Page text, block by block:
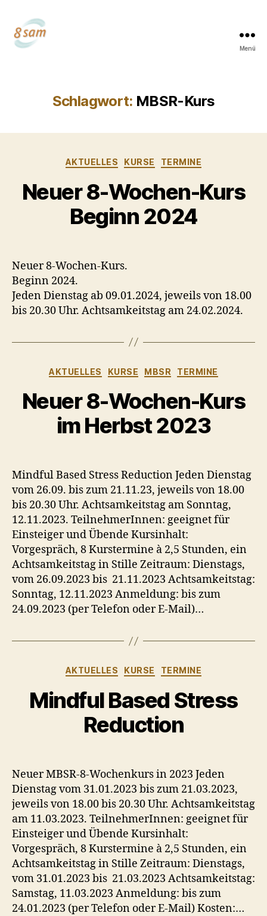
Menü
Schlagwort: MBSR-Kurs
Kategorien
AKTUELLES KURSE TERMINE
Neuer 8-Wochen-Kurs
Beginn 2024
Neuer 8-Wochen-Kurs.
Beginn 2024.
Jeden Dienstag ab 09.01.2024, jeweils von 18.00
bis 20.30 Uhr. Achtsamkeitstag am 24.02.2024.
Kategorien
AKTUELLES KURSE MBSR TERMINE
Neuer 8-Wochen-Kurs
im Herbst 2023
Mindful Based Stress Reduction Jeden Dienstag
vom 26.09. bis zum 21.11.23, jeweils von 18.00
bis 20.30 Uhr. Achtsamkeitstag am Sonntag,
12.11.2023. TeilnehmerInnen: geeignet für
Einsteiger und Übende Kursinhalt:
Vorgespräch, 8 Kurstermine à 2,5 Stunden, ein
Achtsamkeitstag in Stille Zeitraum: Dienstags,
vom 26.09.2023 bis 21.11.2023 Achtsamkeitstag:
Sonntag, 12.11.2023 Anmeldung: bis zum
24.09.2023 (per Telefon oder E-Mail)…
Kategorien
AKTUELLES KURSE TERMINE
Mindful Based Stress
Reduction
Neuer MBSR-8-Wochenkurs in 2023 Jeden
Dienstag vom 31.01.2023 bis zum 21.03.2023,
jeweils von 18.00 bis 20.30 Uhr. Achtsamkeitstag
am 11.03.2023. TeilnehmerInnen: geeignet für
Einsteiger und Übende Kursinhalt:
Vorgespräch, 8 Kurstermine à 2,5 Stunden, ein
Achtsamkeitstag in Stille Zeitraum: Dienstags,
vom 31.01.2023 bis 21.03.2023 Achtsamkeitstag:
Samstag, 11.03.2023 Anmeldung: bis zum
24.01.2023 (per Telefon oder E-Mail) Kosten:…